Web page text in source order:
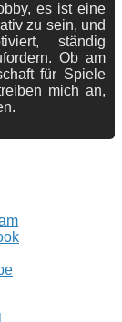
es ist eine
zu sein, und
ständig
Ob am
für Spiele
mich an,